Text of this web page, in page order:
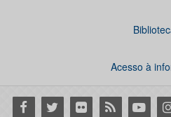
Acesso à
Facebook
Twitter Flickr RSS Youtube